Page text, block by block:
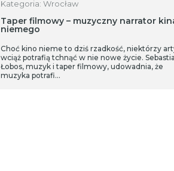
Kategoria: Wrocław
Taper filmowy – muzyczny narrator
niemego
Choć kino nieme to dziś rzadkość, niektórzy
wciąż potrafią tchnąć w nie nowe życie.
Łobos, muzyk i taper filmowy, udowadnia, że
muzyka potrafi…